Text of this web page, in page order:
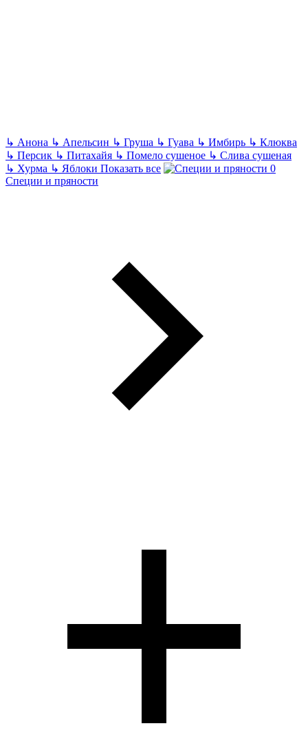
↳ Анона ↳ Апельсин ↳ Груша ↳ Гуава ↳ Имбирь ↳ Клюква
↳ Персик ↳ Питахайя ↳ Помело сушеное ↳ Слива сушеная
↳ Хурма ↳ Яблоки Показать все
Специи и пряности